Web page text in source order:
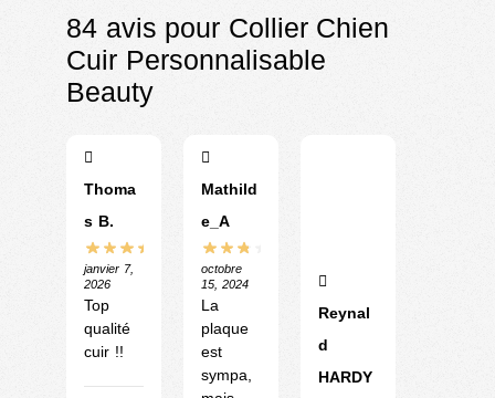
84 avis pour Collier Chien
Cuir Personnalisable
Beauty
Thoma
s B.
janvier 7,
2026
Top
qualité
cuir !!
Mathild
e_A
octobre
15, 2024
La
plaque
est
sympa,
Reynal
d
HARDY